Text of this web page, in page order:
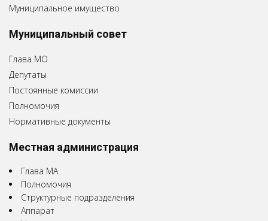
Муниципальное имущество
Муниципальный совет
Глава МО
Депутаты
Постоянные комиссии
Полномочия
Нормативные документы
Местная администрация
Глава МА
Полномочия
Структурные подразделения
Аппарат